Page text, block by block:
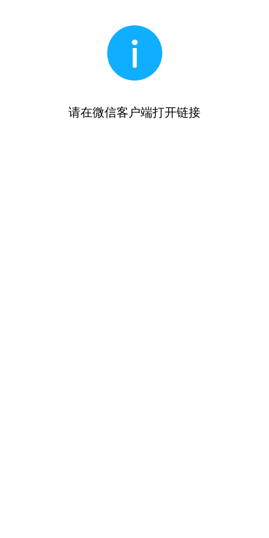
请在微信客户端打开链接